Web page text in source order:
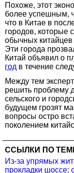
Похоже, этот
более успешным,
что в Китае в
городов, которые
обычных китайцев
Эти города
Китай объявил о
год в течение
Между тем
решить проблему
сельского и
будущем грозят
вопросы остро
поколением
ССЫЛКИ ПО
Из-за упрямых
прокладки шоссе: